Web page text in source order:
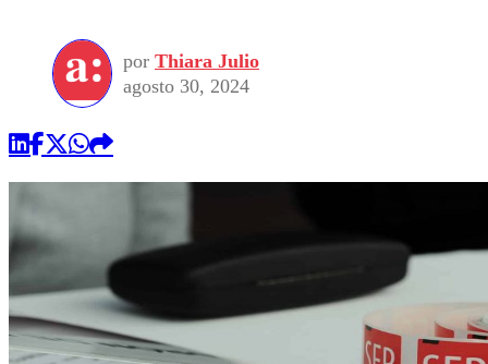
por Thiara Julio
agosto 30, 2024